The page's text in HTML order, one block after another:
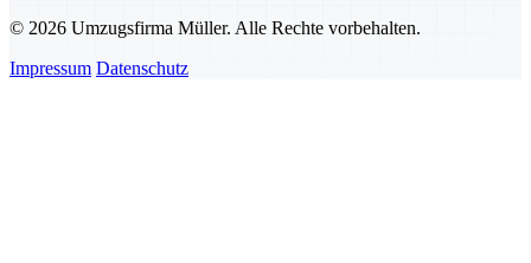
© 2026 Umzugsfirma Müller. Alle Rechte vorbehalten.
Impressum Datenschutz